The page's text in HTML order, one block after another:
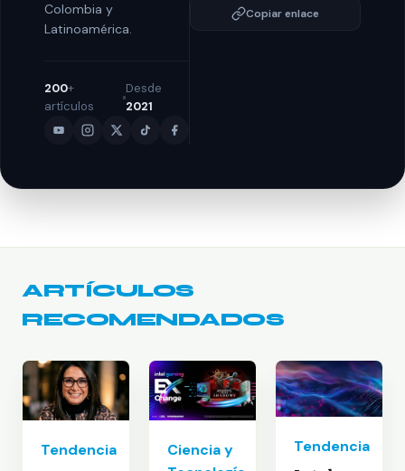
Colombia y
Latinoamérica.
200+
artículos
Desde
2021
Copiar enlace
ARTÍCULOS
RECOMENDADOS
Tendencia
Ciencia y
Tendencia